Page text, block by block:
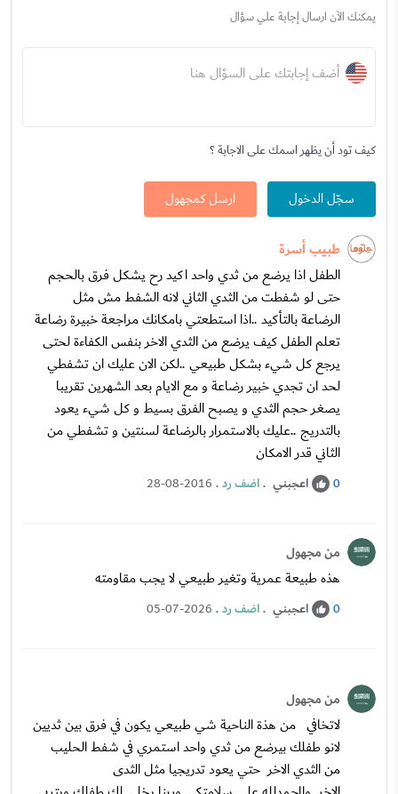
يمكنك الآن ارسال إجابة علي سؤال
أضف إجابتك على السؤال هنا
كيف تود أن يظهر اسمك على الاجابة ؟
سجّل الدخول ارسل كمجهول
طبيب أسرة
الطفل اذا يرضع من ثدي واحد اكيد رح يشكل فرق بالحجم
حتى لو شفطت من الثدي الثاني لانه الشفط مش مثل
الرضاعة بالتأكيد ..اذا استطعتي بامكانك مراجعة خبيرة رضاعة
تعلم الطفل كيف يرضع من الثدي الاخر بنفس الكفاءة لحتى
يرجع كل شيء بشكل طبيعي ..لكن الان عليك ان تشفطي
لحد ان تجدي خبير رضاعة و مع الايام بعد الشهرين تقريبا
يصغر حجم الثدي و يصبح الفرق بسيط و كل شيء يعود
بالتدريج ..عليك بالاستمرار بالرضاعة لسنتين و تشفطي من
الثاني قدر الامكان
0 اعجبني .اضف رد.
28-08-2016
من مجهول
هذه طبيعة عمرية وتغير طبيعي لا يجب مقاومته
0 اعجبني .اضف رد.
05-07-2026
من مجهول
لاتخافي من هذة الناحية شي طبيعي يكون في فرق بين ثديين
لانو طفلك بيرضع من ثدي واحد استمري في شفط الحليب
من الثدي الاخر حتي يعود تدريجيا مثل الثدى